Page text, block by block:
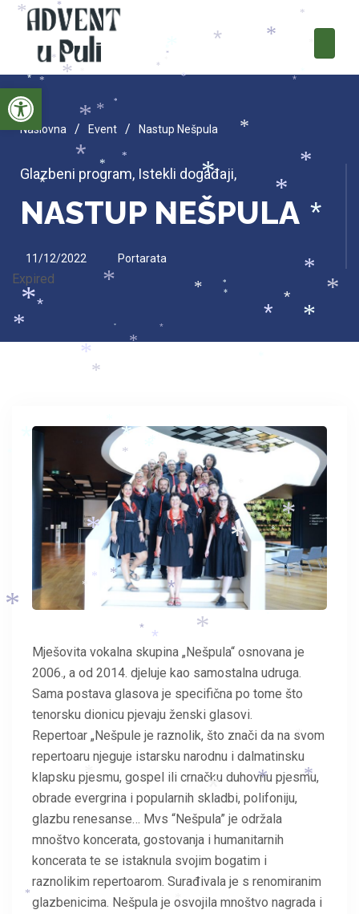
Open toolbar
Naslovna / Event / Nastup Nešpula
Glazbeni program, Istekli događaji,
NASTUP NEŠPULA
11/12/2022 Portarata
Expired
Mješovita vokalna skupina „Nešpula“ osnovana je
2006., a od 2014. djeluje kao samostalna udruga.
Sama postava glasova je specifična po tome što
tenorsku dionicu pjevaju ženski glasovi.
Repertoar „Nešpule je raznolik, što znači da na svom
repertoaru njeguje istarsku narodnu i dalmatinsku
klapsku pjesmu, gospel ili crnačku duhovnu pjesmu,
obrade evergrina i popularnih skladbi, polifoniju,
glazbu renesanse… Mvs “Nešpula” je održala
mnoštvo koncerata, gostovanja i humanitarnih
koncerata te se istaknula svojim bogatim i
raznolikim repertoarom. Surađivala je s renomiranim
glazbenicima. Nešpula je osvojila mnoštvo nagrada i
*
*
*
*
*
*
*
*
*
*
*
*
*
*
*
*
*
*
*
*
*
*
*
*
*
*
*
*
*
*
*
*
*
*
*
*
*
*
*
*
*
*
*
*
*
*
*
*
* *
*
*
*
*
*
*
*
*
*